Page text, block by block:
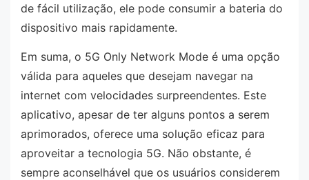
de fácil utilização, ele pode consumir a bateria do
dispositivo mais rapidamente.
Em suma, o 5G Only Network Mode é uma opção
válida para aqueles que desejam navegar na
internet com velocidades surpreendentes. Este
aplicativo, apesar de ter alguns pontos a serem
aprimorados, oferece uma solução eficaz para
aproveitar a tecnologia 5G. Não obstante, é
sempre aconselhável que os usuários considerem